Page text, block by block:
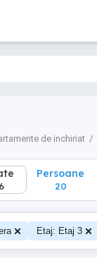
de inchiriat
Persoane
20
Etaj: Etaj 3